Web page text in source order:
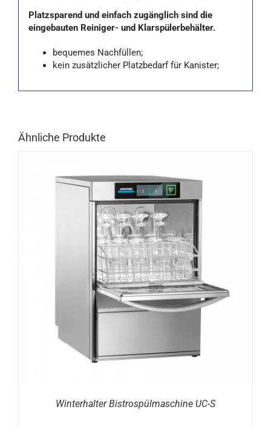
Platzsparend und einfach zugänglich sind die
eingebauten Reiniger- und Klarspülerbehälter.
bequemes Nachfüllen;
kein zusätzlicher Platzbedarf für Kanister;
Ähnliche Produkte
DETAILS
Winterhalter Bistrospülmaschine UC-S